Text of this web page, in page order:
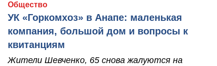
Общество
УК «Горкомхоз» в Анапе: маленькая
компания, большой дом и вопросы к
квитанциям
Жители Шевченко, 65 снова жалуются на